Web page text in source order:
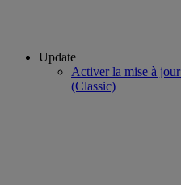
Update
Activer la mise à
(Classic)